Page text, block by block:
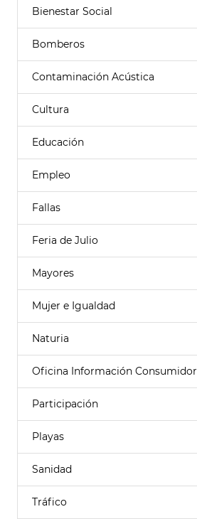
Bienestar Social
Bomberos
Contaminación Acústica
Cultura
Educación
Empleo
Fallas
Feria de Julio
Mayores
Mujer e Igualdad
Naturia
Oficina Información Consumidor
Participación
Playas
Sanidad
Tráfico